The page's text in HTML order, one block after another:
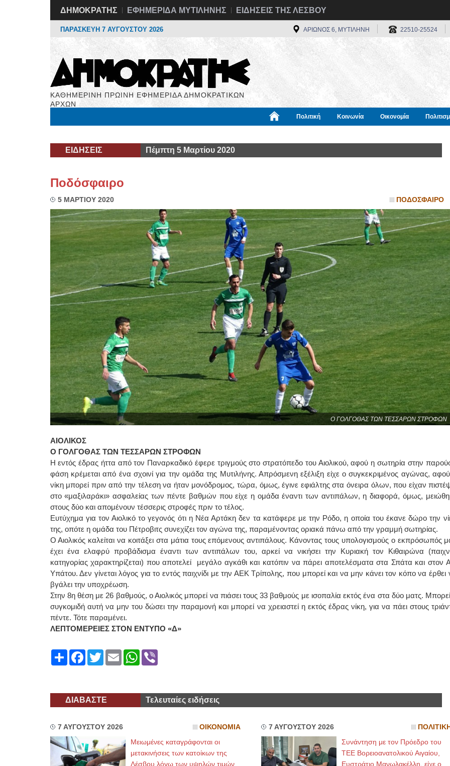
ΔΗΜΟΚΡΑΤΗΣ ΕΦΗΜΕΡΙΔΑ ΜΥΤΙΛΗΝΗΣ ΕΙΔΗΣΕΙΣ ΤΗΣ ΛΕΣΒΟΥ
ΠΑΡΑΣΚΕΥΗ 7 ΑΥΓΟΥΣΤΟΥ 2026 ΑΡΙΩΝΟΣ 6, ΜΥΤΙΛΗΝΗ 22510-25524
ΚΑΘΗΜΕΡΙΝΗ ΠΡΩΙΝΗ ΕΦΗΜΕΡΙΔΑ ΔΗΜΟΚΡΑΤΙΚΩΝ
ΑΡΧΩΝ
Πολιτική Κοινωνία Οικονομία
ΕΙΔΗΣΕΙΣ Πέμπτη 5 Μαρτίου 2020
Ποδόσφαιρο
5 ΜΑΡΤΙΟΥ 2020 ΠΟΔΟΣΦΑΙΡΟ
Ο ΓΟΛΓΟΘΑΣ ΤΩΝ ΤΕΣΣΑΡΩΝ ΣΤΡΟΦΩΝ
ΑΙΟΛΙΚΟΣ
Ο ΓΟΛΓΟΘΑΣ ΤΩΝ ΤΕΣΣΑΡΩΝ ΣΤΡΟΦΩΝ
Η εντός έδρας ήττα από τον Παναρκαδικό έφερε τριγμούς στο στρατόπεδο του Αιολικού, αφού η σωτηρία στην
φάση κρέμεται από ένα σχοινί για την ομάδα της Μυτιλήνης. Απρόσμενη εξέλιξη είχε ο συγκεκριμένος αγώνας,
νίκη μπορεί πριν από την τέλεση να ήταν μονόδρομος, τώρα, όμως, έγινε εφιάλτης στα όνειρα όλων, που είχαν
στο «μαξιλαράκι» ασφαλείας των πέντε βαθμών που είχε η ομάδα έναντι των αντιπάλων, η διαφορά, όμως,
στους δύο και απομένουν τέσσερις στροφές πριν το τέλος.
Ευτύχημα για τον Αιολικό το γεγονός ότι η Νέα Αρτάκη δεν τα κατάφερε με την Ρόδο, η οποία του έκανε δώρο την
της, οπότε η ομάδα του Πέτροβιτς συνεχίζει τον αγώνα της, παραμένοντας οριακά πάνω από την γραμμή σωτηρίας.
Ο Αιολικός καλείται να κοιτάξει στα μάτια τους επόμενους αντιπάλους. Κάνοντας τους υπολογισμούς ο εκπρόσωπός
έχει ένα ελαφρύ προβάδισμα έναντι των αντιπάλων του, αρκεί να νικήσει την Κυριακή τον Κιθαιρώνα
κατηγορίας χαρακτηρίζεται) που αποτελεί μεγάλο αγκάθι και κατόπιν να πάρει αποτελέσματα στα Σπάτα και στον
Υπάτου. Δεν γίνεται λόγος για το εντός παιχνίδι με την ΑΕΚ Τρίπολης, που μπορεί και να μην κάνει τον κόπο να έρθει
βγάλει την υποχρέωση.
Στην 8η θέση με 26 βαθμούς, ο Αιολικός μπορεί να πιάσει τους 33 βαθμούς με ισοπαλία εκτός ένα στα δύο ματς.
συγκομιδή αυτή να μην του δώσει την παραμονή και μπορεί να χρειαστεί η εκτός έδρας νίκη, για να πάει στους
πέντε. Τότε παραμένει.
ΛΕΠΤΟΜΕΡΕΙΕΣ ΣΤΟΝ ΕΝΤΥΠΟ «Δ»
ShareFacebook
TwitterEmailWhatsApp
Viber
ΔΙΑΒΑΣΤΕ Τελευταίες ειδήσεις
7 ΑΥΓΟΥΣΤΟΥ 2026 ΟΙΚΟΝΟΜΙΑ
Μειωμένες καταγράφονται οι
μετακινήσεις των κατοίκων της
Λέσβου λόγω των υψηλών τιμών
7 ΑΥΓΟΥΣΤΟΥ 2026 ΠΟΛΙΤΙΚΗ
Συνάντηση με τον Πρόεδρο του
ΤΕΕ Βορειοανατολικού Αιγαίου,
Ευστράτιο Μανωλακέλλη, είχε ο
ΙΩΑΝΝΗΣ Α. ΜΑΛΛΙΑΣ
ΧΕΙΡΟΥΡΓΟΣ
ΟΦΘΑΛΜΙΑΤΡΟΣ
Καλλιπόλεως 3,Νέα Σμύρνη,
Καβέτσου 10, Μυτιλήνη, τηλ:
2251038065
Χειρουργός Ωτορινολαρυγγολόγος
Έλενα Μπούμπα
Διδ.Παν.Αθηνών
Διπλωματούχος Ευρ.Ακαδημίας
Πάρνηθας 95-97 Αχαρναί
2102467085 & 6938502258